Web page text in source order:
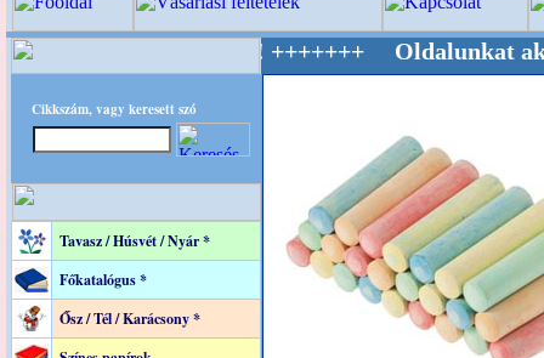
Cikkszám, vagy keresett szó
Tavasz / Húsvét / Nyár *
Főkatalógus *
Ősz / Tél / Karácsony *
Mestere! +++++++ Oldalunkat akarattal